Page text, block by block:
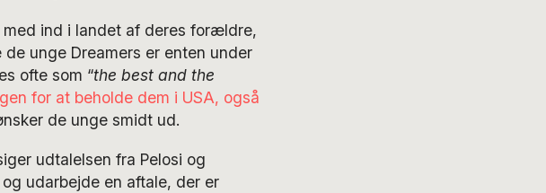
ind i landet af deres forældre,
unge Dreamers er enten under
ofte som “the best and the
for at beholde dem i USA, også
de unge smidt ud.
udtalelsen fra Pelosi og
udarbejde en aftale, der er